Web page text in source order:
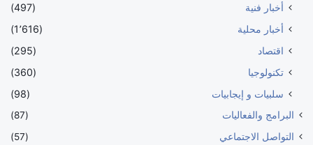
أخبار فنية
(497)
أخبار محلية
(1٬616)
اقتصاد
(295)
تكنولوجيا
(360)
سلبيات و إيجابيات
(98)
البرامج والفعاليات
(87)
التواصل الاجتماعي
(57)